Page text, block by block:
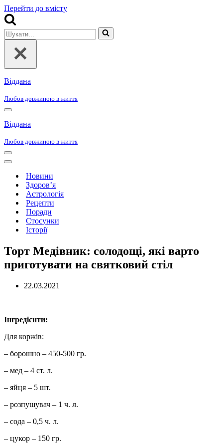
Перейти до вмісту
Шукати...
Віддана
Любов довжиною в життя
Меню
навігації
Віддана
Любов довжиною в життя
Меню
навігації
Меню
навігаціїНовини
Здоров’я
Астрологія
Рецепти
Поради
Стосунки
Історії
Торт Медівник: солодощі, які варто
приготувати на святковий стіл
22.03.2021
Інгредієнти:
Для коржів:
– борошно – 450-500 гр.
– мед – 4 ст. л.
– яйця – 5 шт.
– розпушувач – 1 ч. л.
– сода – 0,5 ч. л.
– цукор – 150 гр.